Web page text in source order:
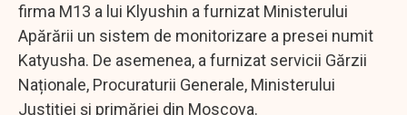
firma M13 a lui Klyushin a furnizat Ministerului
Apărării un sistem de monitorizare a presei numit
Katyusha. De asemenea, a furnizat servicii Gărzii
Naționale, Procuraturii Generale, Ministerului
Justiției și primăriei din Moscova.